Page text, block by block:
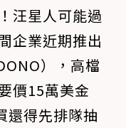
汪星人可能過
企業近期推出
），高檔
價15萬美金
還得先排隊抽